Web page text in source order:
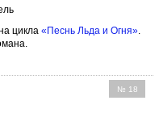
цикла «Песнь Льда и Огня».
№ 18